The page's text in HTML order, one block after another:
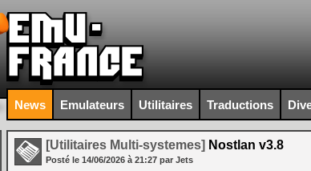
News Emulateurs Utilitaires Traductions
[Utilitaires Multi-systemes] Nostlan v3.8
Posté le 14/06/2026 à 21:27 par Jets